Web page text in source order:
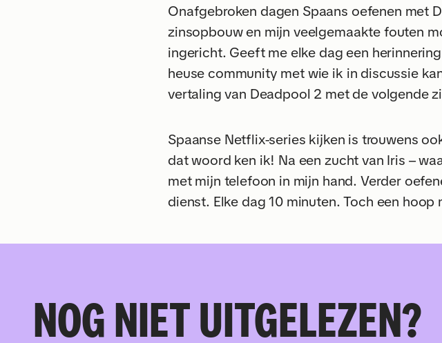
Onafgebroken dagen Spaans oefenen met
zinsopbouw en mijn veelgemaakte fouten
ingericht. Geeft me elke dag een
heuse community met wie ik in discussie
vertaling van Deadpool 2 met de volgende
Spaanse Netflix-series kijken is trouwens
dat woord ken ik! Na een zucht van Iris –
met mijn telefoon in mijn hand. Verder
dienst. Elke dag 10 minuten. Toch een hoop
NOG NIET UITGELEZEN?